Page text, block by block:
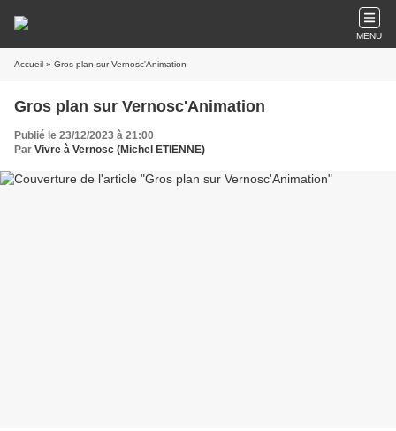
MENU
Accueil » Gros plan sur Vernosc'Animation
Gros plan sur Vernosc'Animation
Publié le 23/12/2023 à 21:00
Par Vivre à Vernosc (Michel ETIENNE)